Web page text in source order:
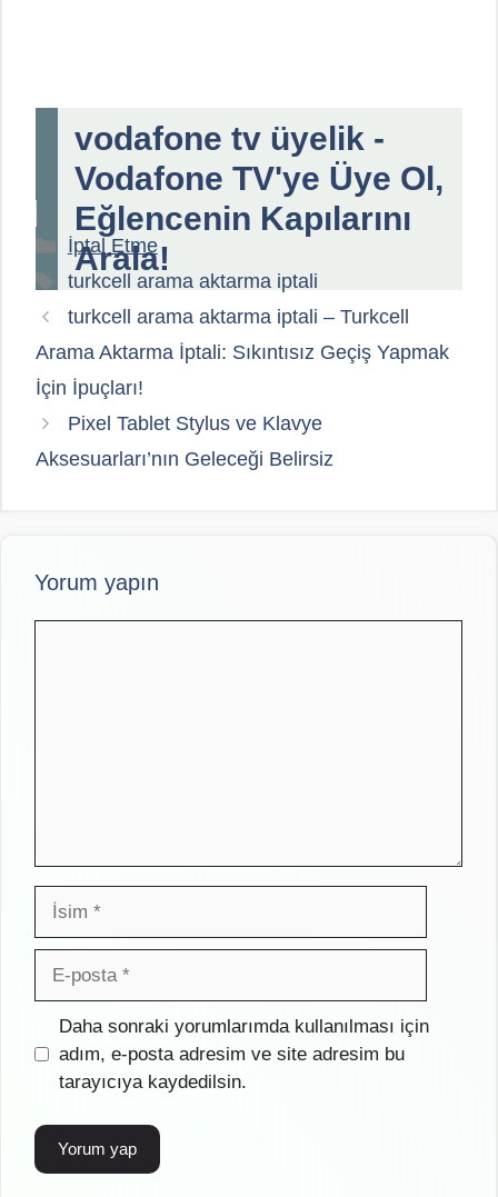
vodafone tv üyelik -
Vodafone TV'ye Üye Ol,
Eğlencenin Kapılarını
Arala!
Kategoriler
İptal Etme
Etiketler
turkcell arama aktarma iptali
turkcell arama aktarma iptali – Turkcell
Arama Aktarma İptali: Sıkıntısız Geçiş Yapmak
İçin İpuçları!
Pixel Tablet Stylus ve Klavye
Aksesuarları’nın Geleceği Belirsiz
Yorum yapın
İsim
posta
İnternet
sitesi
Daha sonraki yorumlarımda kullanılması için
adım, e-posta adresim ve site adresim bu
tarayıcıya kaydedilsin.